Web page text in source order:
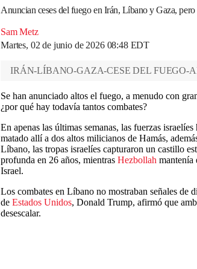
Anuncian ceses del fuego en Irán, Líbano y Gaza,
Sam Metz
Martes, 02 de junio de 2026 08:48 EDT
IRÁN-LÍBANO-GAZA-CESE DEL FUEGO-
Se han anunciado altos el fuego, a menudo con
¿por qué hay todavía tantos combates?
En apenas las últimas semanas, las fuerzas
matado allí a dos altos milicianos de Hamás,
Líbano, las tropas israelíes capturaron un castillo
profunda en 26 años, mientras Hezbollah mantenía
Israel.
Los combates en Líbano no mostraban señales de
de Estados Unidos, Donald Trump, afirmó que
desescalar.